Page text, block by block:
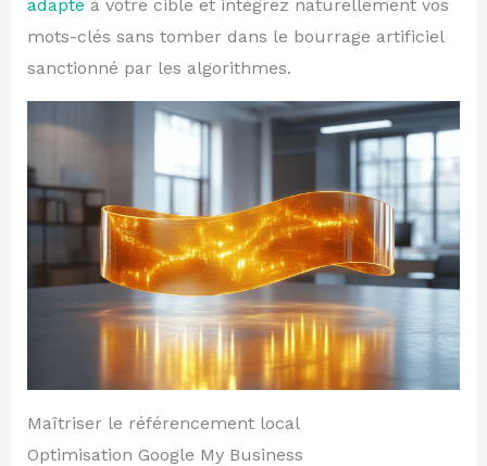
adapté à votre cible et intégrez naturellement vos
mots-clés sans tomber dans le bourrage artificiel
sanctionné par les algorithmes.
Maîtriser le référencement local
Optimisation Google My Business